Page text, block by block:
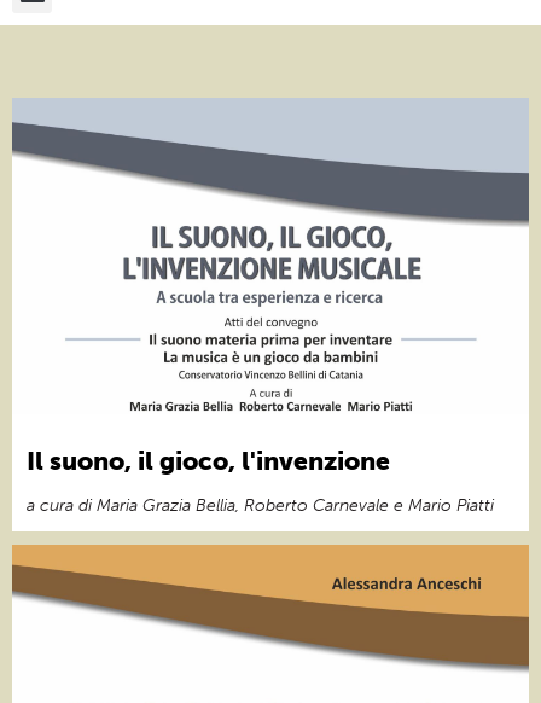
Il suono, il gioco, l'invenzione
a cura di Maria Grazia Bellia, Roberto Carnevale e Mario Piatti